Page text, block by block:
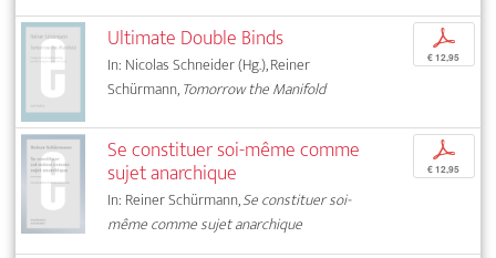
Ultimate Double Binds
In: Nicolas Schneider (Hg.), Reiner
Schürmann,Tomorrow the Manifold
p
€ 12,95
Se constituer soi-même comme
sujet anarchique
In: Reiner Schürmann,Se constituer soi-
même comme sujet anarchique
p
€ 12,95